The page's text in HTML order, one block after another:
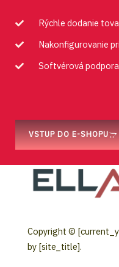
Rýchle dodanie
Nakonfigurovanie
Softvérová
VSTUP DO E-SHOPU
Copyright ©
by [site_title].